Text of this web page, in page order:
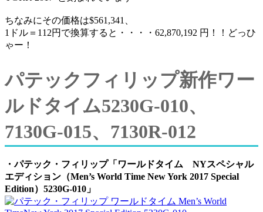
ちなみにその価格は$561,341、
1ドル＝112円で換算すると・・・・62,870,192 円！！どっひ
ゃー！
パテックフィリップ新作ワー
ルドタイム5230G-010、
7130G-015、7130R-012
・パテック・フィリップ「ワールドタイム NYスペシャル
エディション（Men’s World Time New York 2017 Special
Edition）5230G-010」